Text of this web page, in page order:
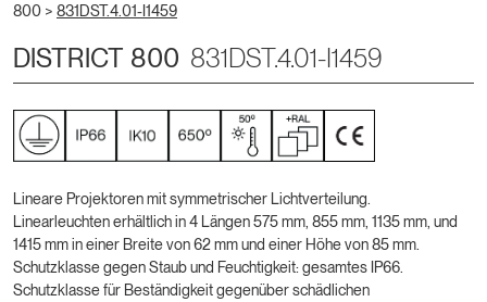
800 > 831DST.4.01-I1459
DISTRICT 800 831DST.4.01-I1459
Lineare Projektoren mit symmetrischer Lichtverteilung.
Linearleuchten erhältlich in 4 Längen 575 mm, 855 mm, 1135 mm, und
1415 mm in einer Breite von 62 mm und einer Höhe von 85 mm.
Schutzklasse gegen Staub und Feuchtigkeit: gesamtes IP66.
Schutzklasse für Beständigkeit gegenüber schädlichen